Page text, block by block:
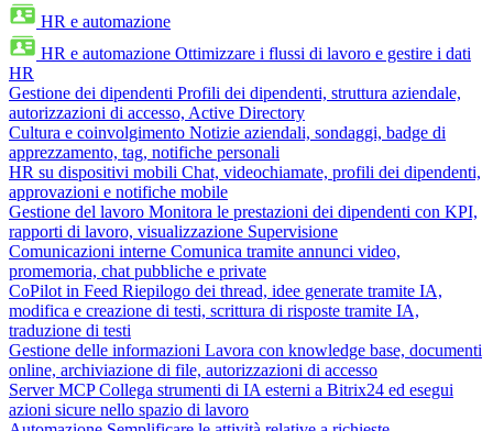
HR e automazione
HR e automazione Ottimizzare i flussi di lavoro e gestire i dati
HR
Gestione dei dipendenti Profili dei dipendenti, struttura aziendale,
autorizzazioni di accesso, Active Directory
Cultura e coinvolgimento Notizie aziendali, sondaggi, badge di
apprezzamento, tag, notifiche personali
HR su dispositivi mobili Chat, videochiamate, profili dei dipendenti,
approvazioni e notifiche mobile
Gestione del lavoro Monitora le prestazioni dei dipendenti con KPI,
rapporti di lavoro, visualizzazione Supervisione
Comunicazioni interne Comunica tramite annunci video,
promemoria, chat pubbliche e private
CoPilot in Feed Riepilogo dei thread, idee generate tramite IA,
modifica e creazione di testi, scrittura di risposte tramite IA,
traduzione di testi
Gestione delle informazioni Lavora con knowledge base, documenti
online, archiviazione di file, autorizzazioni di accesso
Server MCP Collega strumenti di IA esterni a Bitrix24 ed esegui
azioni sicure nello spazio di lavoro